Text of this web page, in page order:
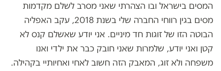
המסים בישראל ובו הצהרתי שאני מסרב לשלם מקדמות
מסים בגין רווחי החברה שלי בשנת 2018, עקב האפליה
הבוטה הזו של זוגות חד מיניים. אני יודע שאשלם קנס לא
קטן ואני יודע, שלמרות שאני חובק כבר את ילדי ואנו
משפחה ולא זוג, המאבק הזה חשוב לאחי ואחיותיי בקהילה.